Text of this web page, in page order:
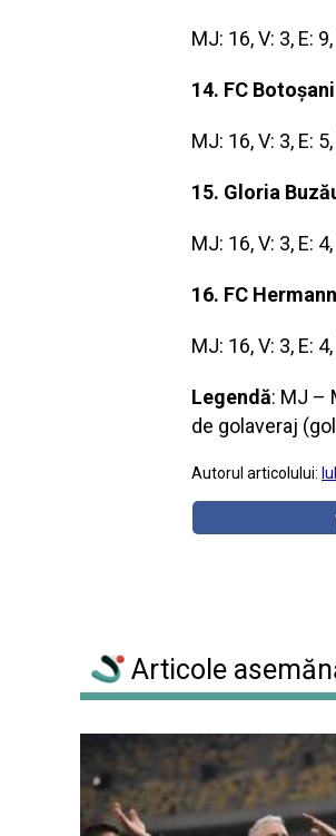
MJ: 16, V: 3, E:
14. FC Botoșani
MJ: 16, V: 3, E:
15. Gloria
MJ: 16, V: 3, E:
16. FC
MJ: 16, V: 3, E:
Legendă: MJ –
de golaveraj
Autorul articolului:
Articole